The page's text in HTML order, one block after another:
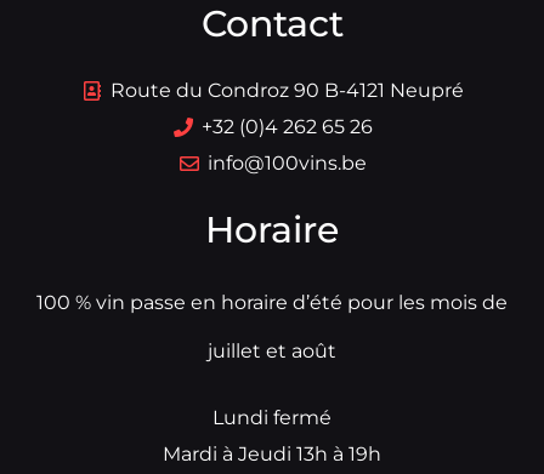
Contact
Route du Condroz 90 B-4121 Neupré
+32 (0)4 262 65 26
info@100vins.be
Horaire
100 % vin passe en horaire d’été pour les mois de
juillet et août
Lundi fermé
Mardi à Jeudi 13h à 19h